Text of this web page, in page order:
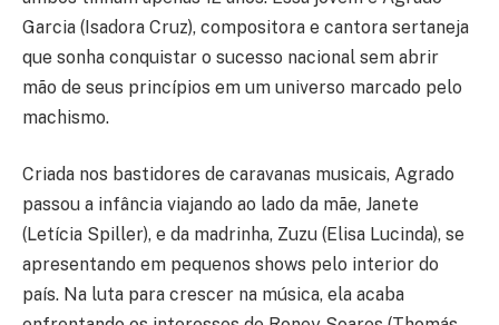
Garcia (Isadora Cruz), compositora e cantora sertaneja
que sonha conquistar o sucesso nacional sem abrir
mão de seus princípios em um universo marcado pelo
machismo.
Criada nos bastidores de caravanas musicais, Agrado
passou a infância viajando ao lado da mãe, Janete
(Letícia Spiller), e da madrinha, Zuzu (Elisa Lucinda), se
apresentando em pequenos shows pelo interior do
país. Na luta para crescer na música, ela acaba